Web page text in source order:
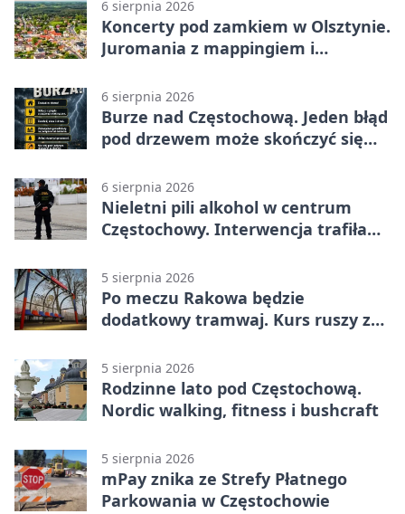
6 sierpnia 2026
Koncerty pod zamkiem w Olsztynie.
Juromania z mappingiem i
6 sierpnia 2026
Burze nad Częstochową. Jeden błąd
pod drzewem może skończyć się
6 sierpnia 2026
Nieletni pili alkohol w centrum
Częstochowy. Interwencja trafiła
5 sierpnia 2026
Po meczu Rakowa będzie
dodatkowy tramwaj. Kurs ruszy ze
5 sierpnia 2026
Rodzinne lato pod Częstochową.
Nordic walking, fitness i bushcraft
5 sierpnia 2026
mPay znika ze Strefy Płatnego
Parkowania w Częstochowie